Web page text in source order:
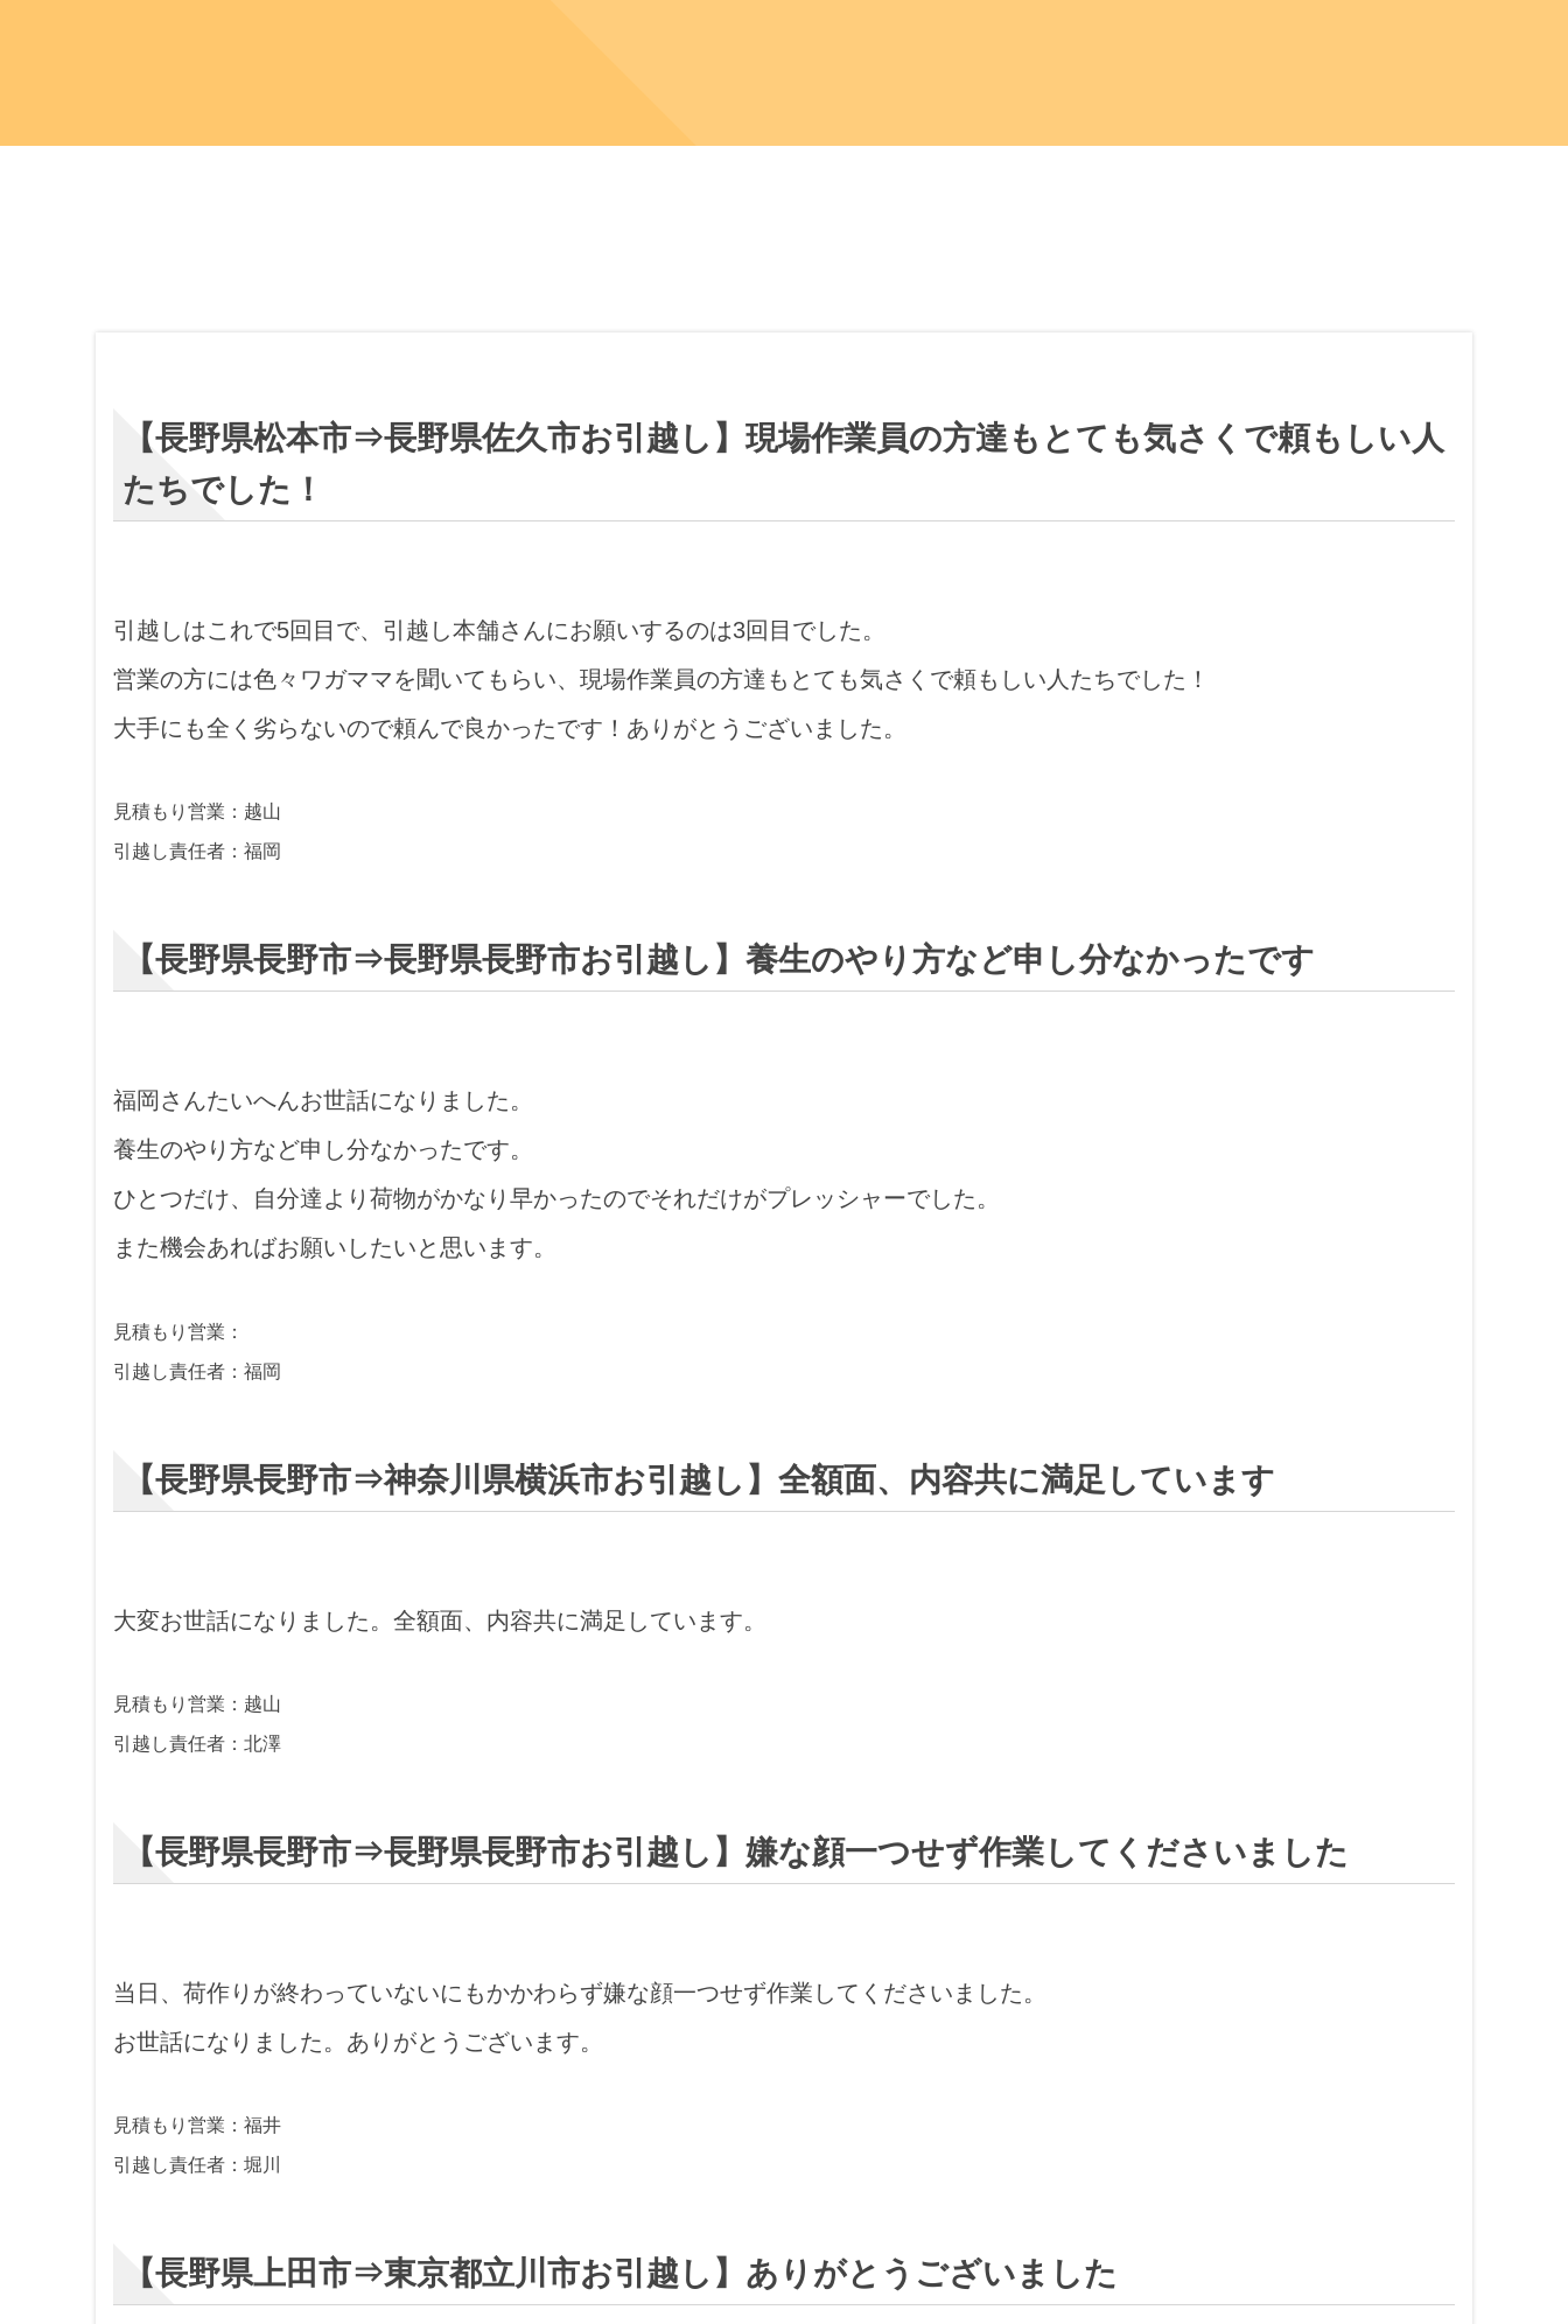
【長野県松本市⇒長野県佐久市お引越し】現場作業員の方達もとても気さくで頼もしい人
たちでした！
引越しはこれで5回目で、引越し本舗さんにお願いするのは3回目でした。
営業の方には色々ワガママを聞いてもらい、現場作業員の方達もとても気さくで頼もしい人たちでした！
大手にも全く劣らないので頼んで良かったです！ありがとうございました。
見積もり営業：越山
引越し責任者：福岡
【長野県長野市⇒長野県長野市お引越し】養生のやり方など申し分なかったです
福岡さんたいへんお世話になりました。
養生のやり方など申し分なかったです。
ひとつだけ、自分達より荷物がかなり早かったのでそれだけがプレッシャーでした。
また機会あればお願いしたいと思います。
見積もり営業：
引越し責任者：福岡
【長野県長野市⇒神奈川県横浜市お引越し】全額面、内容共に満足しています
大変お世話になりました。全額面、内容共に満足しています。
見積もり営業：越山
引越し責任者：北澤
【長野県長野市⇒長野県長野市お引越し】嫌な顔一つせず作業してくださいました
当日、荷作りが終わっていないにもかかわらず嫌な顔一つせず作業してくださいました。
お世話になりました。ありがとうございます。
見積もり営業：福井
引越し責任者：堀川
【長野県上田市⇒東京都立川市お引越し】ありがとうございました